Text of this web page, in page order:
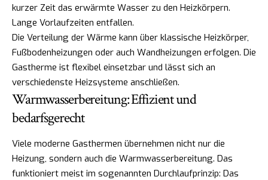
kurzer Zeit das erwärmte Wasser zu den Heizkörpern.
Lange Vorlaufzeiten entfallen.
Die Verteilung der Wärme kann über klassische Heizkörper,
Fußbodenheizungen oder auch Wandheizungen erfolgen. Die
Gastherme ist flexibel einsetzbar und lässt sich an
verschiedenste Heizsysteme anschließen.
Warmwasserbereitung: Effizient und
bedarfsgerecht
Viele moderne Gasthermen übernehmen nicht nur die
Heizung, sondern auch die Warmwasserbereitung. Das
funktioniert meist im sogenannten Durchlaufprinzip: Das